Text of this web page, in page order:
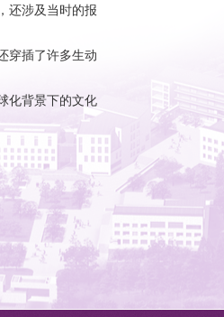
还涉及当时的报
穿插了许多生动
化背景下的文化